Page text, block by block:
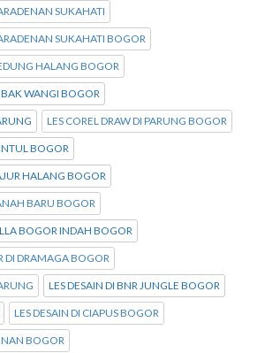
SUKAHATI
SUKAHATI BOGOR
HALANG BOGOR
WANGI BOGOR
LES COREL DRAW DI PARUNG BOGOR
BOGOR
HALANG BOGOR
BARU BOGOR
BOGOR INDAH BOGOR
DI DRAMAGA BOGOR
LES DESAIN DI BNR JUNGLE BOGOR
LES DESAIN DI CIAPUS BOGOR
BOGOR